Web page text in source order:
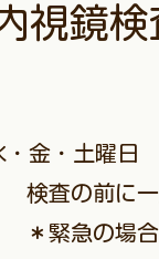
視鏡検
金・土曜日
検査の前に
＊緊急の場